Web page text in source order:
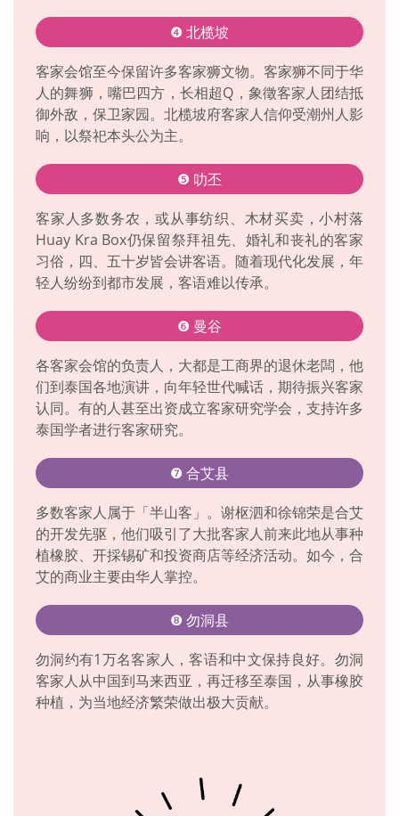
❹ 北榄坡
客家会馆至今保留许多客家狮文物。客家狮不同于华
人的舞狮，嘴巴四方，长相超Q，象徵客家人团结抵
御外敌，保卫家园。北榄坡府客家人信仰受潮州人影
响，以祭祀本头公为主。
❺ 叻丕
客家人多数务农，或从事纺织、木材买卖，小村落
Huay Kra Box仍保留祭拜祖先、婚礼和丧礼的客家
习俗，四、五十岁皆会讲客语。随着现代化发展，年
轻人纷纷到都市发展，客语难以传承。
❻ 曼谷
各客家会馆的负责人，大都是工商界的退休老闆，他
们到泰国各地演讲，向年轻世代喊话，期待振兴客家
认同。有的人甚至出资成立客家研究学会，支持许多
泰国学者进行客家研究。
❼ 合艾县
多数客家人属于「半山客」。谢枢泗和徐锦荣是合艾
的开发先驱，他们吸引了大批客家人前来此地从事种
植橡胶、开採锡矿和投资商店等经济活动。如今，合
艾的商业主要由华人掌控。
❽ 勿洞县
勿洞约有1万名客家人，客语和中文保持良好。勿洞
客家人从中国到马来西亚，再迁移至泰国，从事橡胶
种植，为当地经济繁荣做出极大贡献。